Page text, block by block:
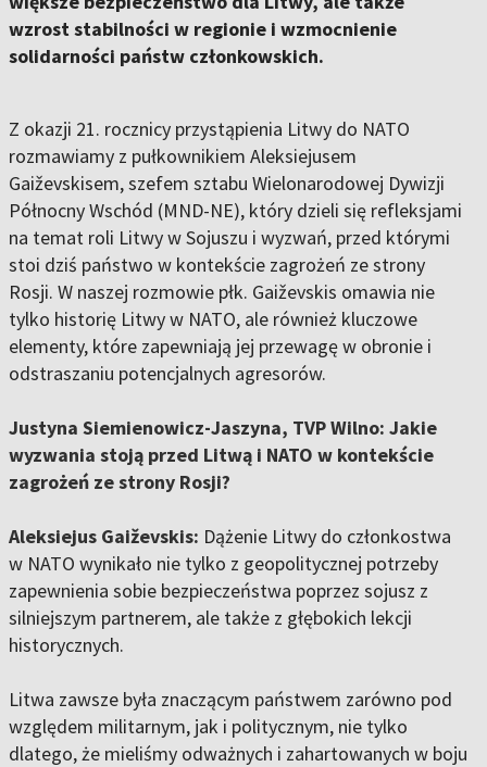
wzrost stabilności w regionie i wzmocnienie
solidarności państw członkowskich.
Z okazji 21. rocznicy przystąpienia Litwy do NATO
rozmawiamy z pułkownikiem Aleksiejusem
Gaiževskisem, szefem sztabu Wielonarodowej Dywizji
Północny Wschód (MND-NE), który dzieli się refleksjami
na temat roli Litwy w Sojuszu i wyzwań, przed którymi
stoi dziś państwo w kontekście zagrożeń ze strony
Rosji. W naszej rozmowie płk. Gaiževskis omawia nie
tylko historię Litwy w NATO, ale również kluczowe
elementy, które zapewniają jej przewagę w obronie i
odstraszaniu potencjalnych agresorów.
Justyna Siemienowicz-Jaszyna, TVP Wilno: Jakie
wyzwania stoją przed Litwą i NATO w kontekście
zagrożeń ze strony Rosji?
Aleksiejus Gaiževskis: Dążenie Litwy do członkostwa
w NATO wynikało nie tylko z geopolitycznej potrzeby
zapewnienia sobie bezpieczeństwa poprzez sojusz z
silniejszym partnerem, ale także z głębokich lekcji
historycznych.
Litwa zawsze była znaczącym państwem zarówno pod
względem militarnym, jak i politycznym, nie tylko
dlatego, że mieliśmy odważnych i zahartowanych w boju